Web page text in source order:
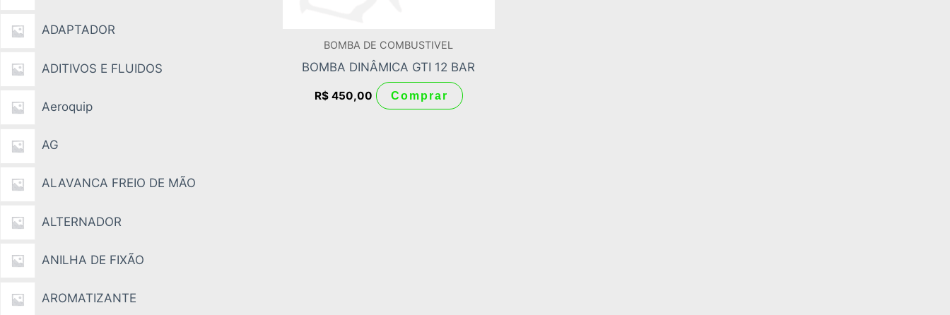
ADAPTADOR
ADITIVOS E FLUIDOS
Aeroquip
AG
ALAVANCA FREIO DE MÃO
ALTERNADOR
ANILHA DE FIXÃO
AROMATIZANTE
BOMBA DE COMBUSTIVEL
BOMBA DINÂMICA GTI 12 BAR
R$450,00 Comprar